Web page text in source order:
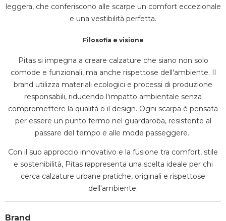
leggera, che conferiscono alle scarpe un comfort eccezionale
e una vestibilità perfetta.
Filosofia e visione
Pitas si impegna a creare calzature che siano non solo
comode e funzionali, ma anche rispettose dell'ambiente. Il
brand utilizza materiali ecologici e processi di produzione
responsabili, riducendo l'impatto ambientale senza
compromettere la qualità o il design. Ogni scarpa è pensata
per essere un punto fermo nel guardaroba, resistente al
passare del tempo e alle mode passeggere.
Con il suo approccio innovativo e la fusione tra comfort, stile
e sostenibilità, Pitas rappresenta una scelta ideale per chi
cerca calzature urbane pratiche, originali e rispettose
dell'ambiente.
Brand